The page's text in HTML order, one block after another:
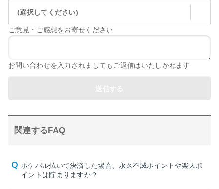
(選択してください)
ご意見・ご感想をお寄せください
お問い合わせを入力されましてもご返信はいたしかねます
関連するFAQ
ポケパル払いで決済した場合、永久不滅ポイントや楽天ポ
イントは貯まりますか？